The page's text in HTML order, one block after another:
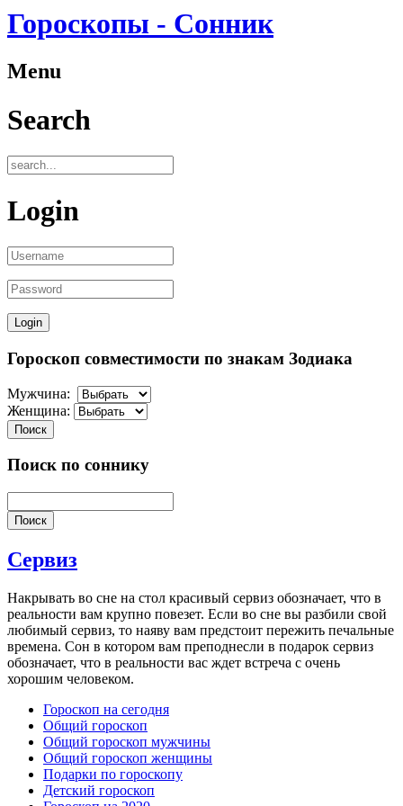
Гороскопы - Сонник
Menu
Search
Login
Гороскоп совместимости по знакам Зодиака
Мужчина:
Женщина:
Поиск
Поиск по соннику
Поиск
Сервиз
Накрывать во сне на стол красивый сервиз обозначает, что в
реальности вам крупно повезет. Если во сне вы разбили свой
любимый сервиз, то наяву вам предстоит пережить печальные
времена. Сон в котором вам преподнесли в подарок сервиз
обозначает, что в реальности вас ждет встреча с очень
хорошим человеком.
Гороскоп на сегодня
Общий гороскоп
Общий гороскоп мужчины
Общий гороскоп женщины
Подарки по гороскопу
Детский гороскоп